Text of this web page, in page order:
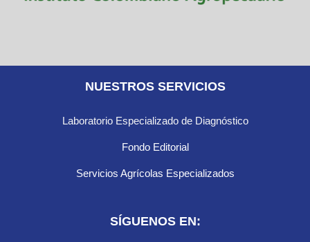
NUESTROS SERVICIOS
Laboratorio Especializado de Diagnóstico
Fondo Editorial
Servicios Agrícolas Especializados
SÍGUENOS EN: